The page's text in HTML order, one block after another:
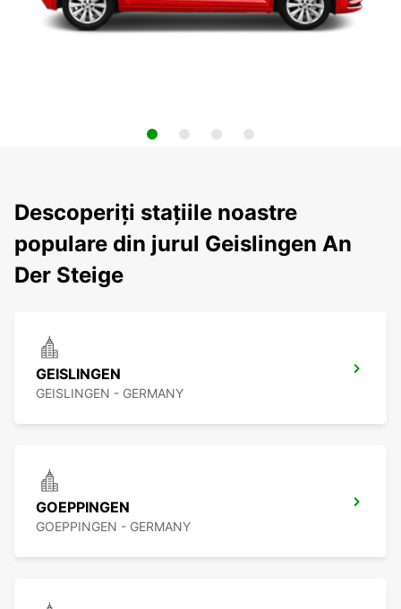
Descoperiți stațiile noastre
populare din jurul Geislingen An
Der Steige
GEISLINGEN
GEISLINGEN - GERMANY
GOEPPINGEN
GOEPPINGEN - GERMANY